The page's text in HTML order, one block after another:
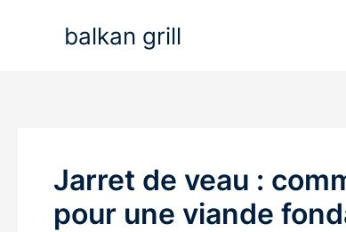
balkan grill
Jarret de veau :
pour une viande